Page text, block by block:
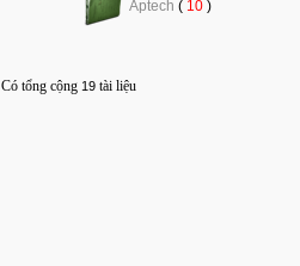
Aptech ( 10 )
Có tổng cộng19 tài liệu